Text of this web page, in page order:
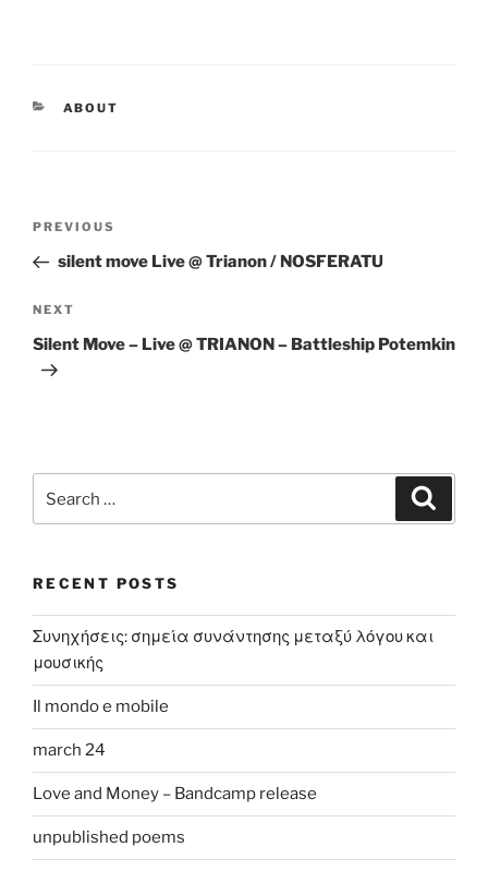
CATEGORIES
ABOUT
Previous
Post
PREVIOUS
silent move Live @ Trianon / NOSFERATU
Next
Post
NEXT
Silent Move – Live @ TRIANON – Battleship Potemkin
for:
RECENT POSTS
Συνηχήσεις: σημεία συνάντησης μεταξύ λόγου και
μουσικής
Il mondo e mobile
march 24
Love and Money – Bandcamp release
unpublished poems